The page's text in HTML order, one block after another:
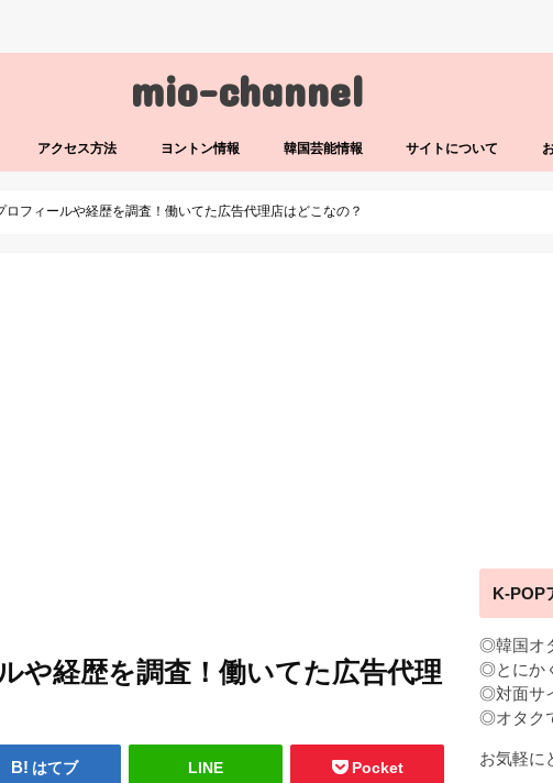
mio-channel
アクセス方法 ヨントン情報 韓国芸能情報 サイトについて
ロフィールや経歴を調査！働いてた広告代理店はどこなの？
や経歴を調査！働いてた広告代理
はてブ LINE Pocket
K-POP
◎韓国オ
◎とにか
◎対面サ
◎オタク
お気軽